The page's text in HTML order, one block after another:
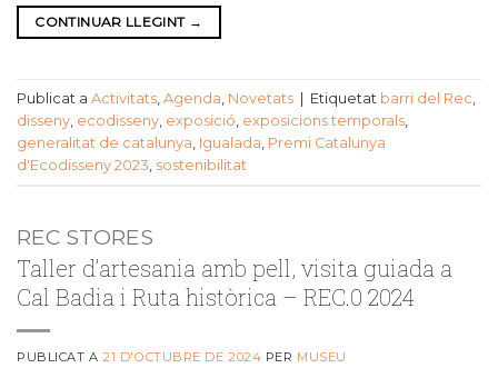
CONTINUAR LLEGINT →
Publicat a Activitats Agenda Novetats | Etiquetat barri del Rec
disseny ecodisseny exposició exposicions temporals
generalitat de catalunya Igualada Premi Catalunya
d'Ecodisseny 2023 sostenibilitat
REC STORES
Taller d’artesania amb pell, visita guiada a
Cal Badia i Ruta històrica – REC.0 2024
PUBLICAT A21 D'OCTUBRE DE 2024 PER MUSEU